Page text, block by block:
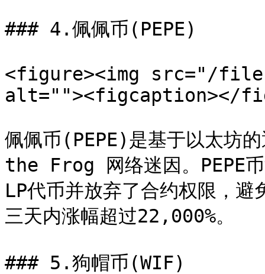
### 4.佩佩币(PEPE)
<figure><img src="/files/
alt=""><figcaption></
佩佩币(PEPE)是基于以太坊
the Frog 网络迷因。PEPE币
LP代币并放弃了合约权限，
三天内涨幅超过22,000%。
### 5.狗帽币(WIF)